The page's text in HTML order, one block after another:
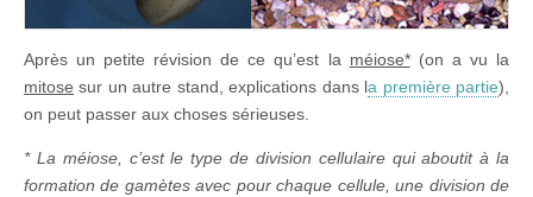
Après un petite révision de ce qu’est la méiose*(on a vu la
mitose sur un autre stand, explications dans la première partie),
on peut passer aux choses sérieuses.
* La méiose, c’est le type de division cellulaire qui aboutit à la
formation de gamètes avec pour chaque cellule, une division de